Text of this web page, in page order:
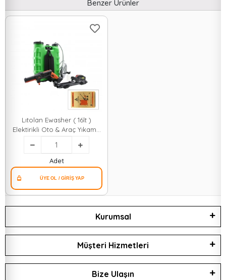
Benzer Ürünler
Lıtolan Ewasher ( 16lt )
Elektirikli Oto & Araç Yıkama
Tabancası & İlaç Pompası
Püskürtücü 4.8v*1
Adet
Kurumsal
Müşteri Hizmetleri
Bize Ulaşın